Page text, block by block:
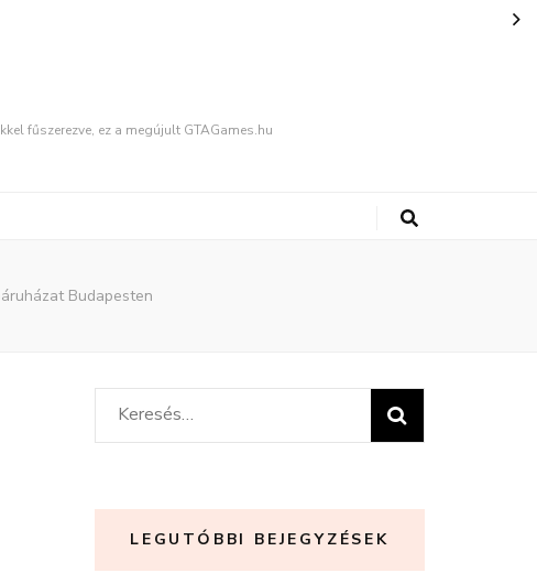
fűszerezve, ez a megújult GTAGames.hu
Budapesten
Keresés:
LEGUTÓBBI BEJEGYZÉSEK